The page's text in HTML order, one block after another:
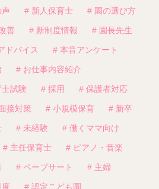
声 # 新人保育士 # 園の選び方
善 # 新制度情報 # 園長先生
ドバイス # 本音アンケート
# お仕事内容紹介
試験 # 採用 # 保護者対応
接対策 # 小規模保育 # 新卒
# 未経験 # 働くママ向け
# 主任保育士 # ピアノ・音楽
# ペープサート # 主婦
# 認定こども園